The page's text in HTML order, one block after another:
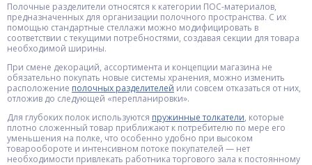
Полочные разделители относятся к категории ПОС-материалов,
предназначенных для организации полочного пространства. С их
помощью стандартные стеллажи можно модифицировать в
соответствии с текущими потребностями, создавая секции для товара
необходимой ширины.
При смене декораций, ассортимента и концепции магазина не
обязательно покупать новые системы хранения, можно изменить
расположение полочных разделителей или совсем отказаться от них,
отложив до следующей «перепланировки».
Для глубоких полок используются пружинные толкатели, которые
плотно сложенный товар приближают к потребителю по мере его
уменьшения на полке, что особенно удобно при высоком
товарообороте и интенсивном потоке покупателей — нет
необходимости привлекать работника торгового зала к постоянному